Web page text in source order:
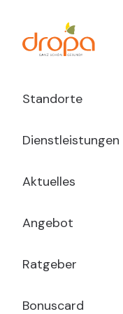
Inhalt
Main
Navigation
dropa
Standorte
Dienstleistungen
Aktuelles
Angebot
Ratgeber
Bonuscard